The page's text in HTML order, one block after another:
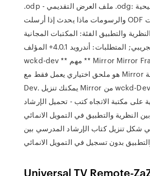
.odp - ملف العرض التقديمي .odg: الرسوم التوضيحية
والرسومات ماذا يحدث إذا أرسلت ODF أسس العلاقات
والتطبيق الفئة: المكتبات المجانية
والتطبيق التجريبي; المتطلبات: أندرويد 4.0.1+ المؤلف:
wckd-dev ** مهم ** Mirror Mirror Frame Frame 1
هو ملحق اختياري يعمل فقط مع Mirror بواسطة wckd-
Dev. يمكنك تنزيل Mirror من wckd-Dev هنا مجانًا:
على مكتبة الاتجاه كتب - تحميل الإرشاد
النظرية والتطبيق في التمويل الانمائي
شكل تنزيل كتاب الإرشاد المدرسي بين
بدون تسجيل في التمويل الانمائي
Universal TV Remote-